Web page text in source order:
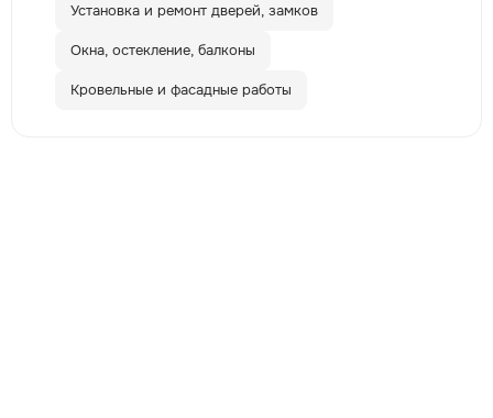
Установка и ремонт дверей, замков
Окна, остекление, балконы
Кровельные и фасадные работы